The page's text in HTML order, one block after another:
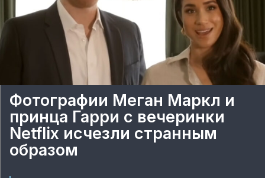
Фотографии Меган Маркл и
принца Гарри с вечеринки
Netflix исчезли странным
образом